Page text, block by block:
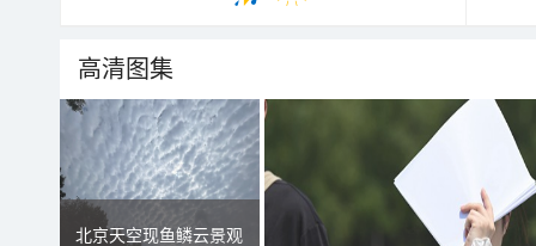
高清图集
北京天空现鱼鳞云景观